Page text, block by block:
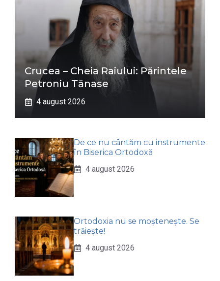
Crucea – Cheia Raiului: Părintele
Petroniu Tănase
4 august 2026
De ce nu cântăm cu instrumente
în Biserica Ortodoxă
4 august 2026
Ortodoxia nu se moștenește. Se
trăiește!
4 august 2026